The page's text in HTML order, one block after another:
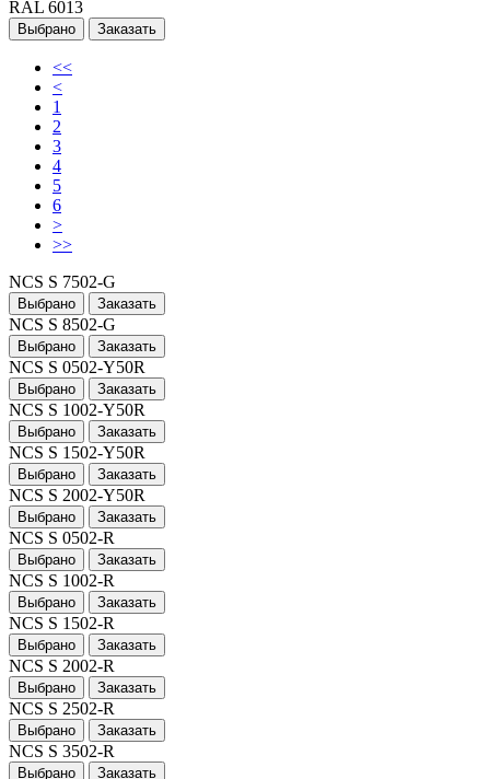
RAL 6013
Выбрано Заказать
<<
<
1
2
3
4
5
6
>
>>
NCS S 7502-G
Выбрано Заказать
NCS S 8502-G
Выбрано Заказать
NCS S 0502-Y50R
Выбрано Заказать
NCS S 1002-Y50R
Выбрано Заказать
NCS S 1502-Y50R
Выбрано Заказать
NCS S 2002-Y50R
Выбрано Заказать
NCS S 0502-R
Выбрано Заказать
NCS S 1002-R
Выбрано Заказать
NCS S 1502-R
Выбрано Заказать
NCS S 2002-R
Выбрано Заказать
NCS S 2502-R
Выбрано Заказать
NCS S 3502-R
Выбрано Заказать